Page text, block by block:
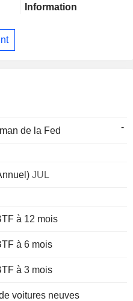
Information
de la Fed -
JUL
à 12 mois
à 6 mois
à 3 mois
voitures neuves